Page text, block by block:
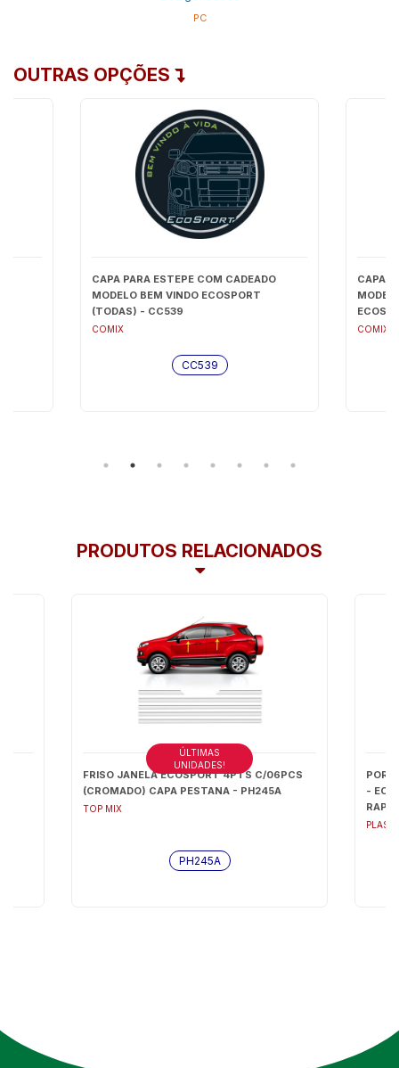
PC
OUTRAS OPÇÕES
CAPA PARA ESTEPE COM CADEADO
MODELO BEM VINDO ECOSPORT
(TODAS) - CC539
COMIX
CC539
CAPA
-
COMIX
PRODUTOS RELACIONADOS
FRISO JANELA ECOSPORT 4PTS C/06PCS
(CROMADO) CAPA PESTANA - PH245A
TOP MIX
ÚLTIMAS
UNIDADES!
PH245A
-
0307/
PLAST